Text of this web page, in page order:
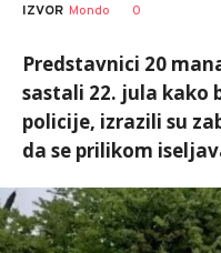
IZVOR Mondo 0
Predstavnici 20
sastali 22. jula
policije, izrazili su
da se prilikom